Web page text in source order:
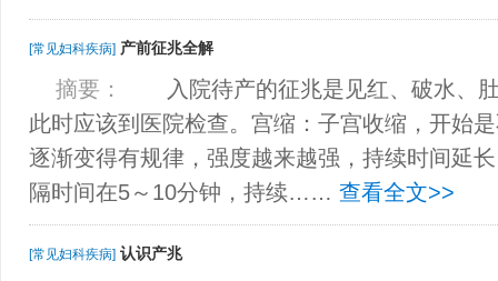
[常见妇科疾病] 产前征兆全解
摘要：
入院待产的征兆是见红、破水、肚
此时应该到医院检查。宫缩：子宫收缩，开始
逐渐变得有规律，强度越来越强，持续时间延
隔时间在5～10分钟，持续…… 查看全文>>
[常见妇科疾病] 认识产兆